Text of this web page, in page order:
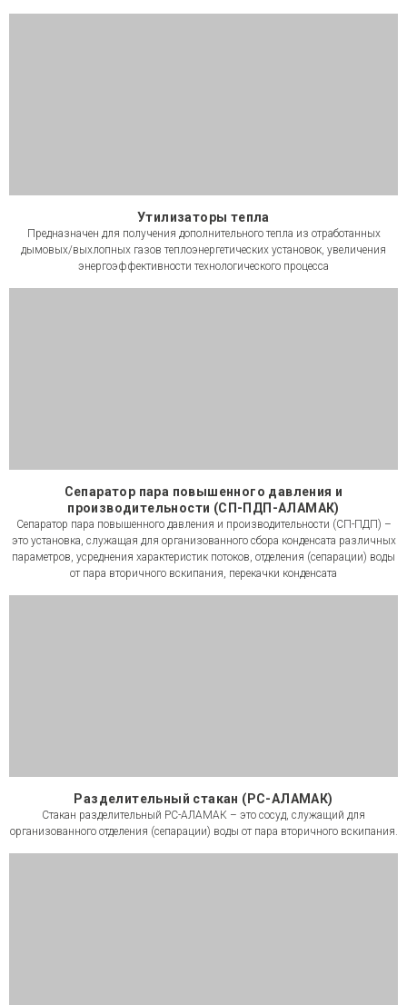
Утилизаторы тепла
Предназначен для получения дополнительного тепла из отработанных
дымовых/выхлопных газов теплоэнергетических установок, увеличения
энергоэффективности технологического процесса
Сепаратор пара повышенного давления и
производительности (СП-ПДП-АЛАМАК)
Сепаратор пара повышенного давления и производительности (СП-ПДП) –
это установка, служащая для организованного сбора конденсата различных
параметров, усреднения характеристик потоков, отделения (сепарации) воды
от пара вторичного вскипания, перекачки конденсата
Разделительный стакан (РС-АЛАМАК)
Стакан разделительный РС-АЛАМАК – это сосуд, служащий для
организованного отделения (сепарации) воды от пара вторичного вскипания.